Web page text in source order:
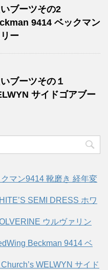
ブーツその2
9414 ベックマン
ー
ブーツその１
サイドゴアブー
マン9414 靴磨き 経年変
SEMI DRESS ホワ
ウルヴァリン
Beckman 9414 ベ
WELWYN サイド